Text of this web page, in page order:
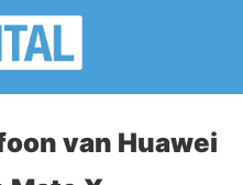
van Huawei